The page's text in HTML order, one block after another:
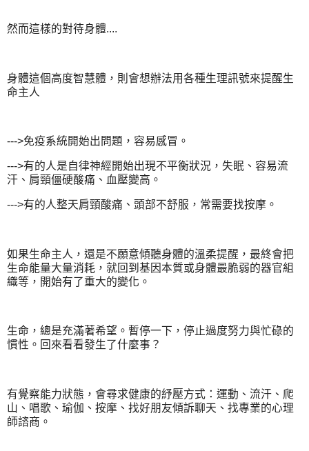
然而這樣的對待身體....
身體這個高度智慧體，則會想辦法用各種生理訊號來提醒生
命主人
--->免疫系統開始出問題，容易感冒。
--->有的人是自律神經開始出現不平衡狀況，失眠、容易流
汗、肩頸僵硬酸痛、血壓變高。
--->有的人整天肩頸酸痛、頭部不舒服，常需要找按摩。
如果生命主人，還是不願意傾聽身體的溫柔提醒，最終會把
生命能量大量消耗，就回到基因本質或身體最脆弱的器官組
織等，開始有了重大的變化。
生命，總是充滿著希望。暫停一下，停止過度努力與忙碌的
慣性。回來看看發生了什麼事？
有覺察能力狀態，會尋求健康的紓壓方式：運動、流汗、爬
山、唱歌、瑜伽、按摩、找好朋友傾訴聊天、找專業的心理
師諮商。